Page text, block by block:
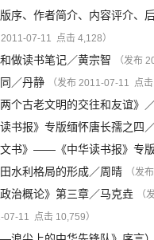
序、作者简介、内容评介、
2011-07-11 点击 4,128）
做读书笔记／黄宗智 （发布
／丹静 （发布 2011-07-11 点击
个古老文明的交往和友谊》
书报》专版缅怀唐长孺之四
书》——《中华读书报》专
水利格局的形成／周晴 （发
治概论》第三章／马克垚 （
07-11 点击 10,759）